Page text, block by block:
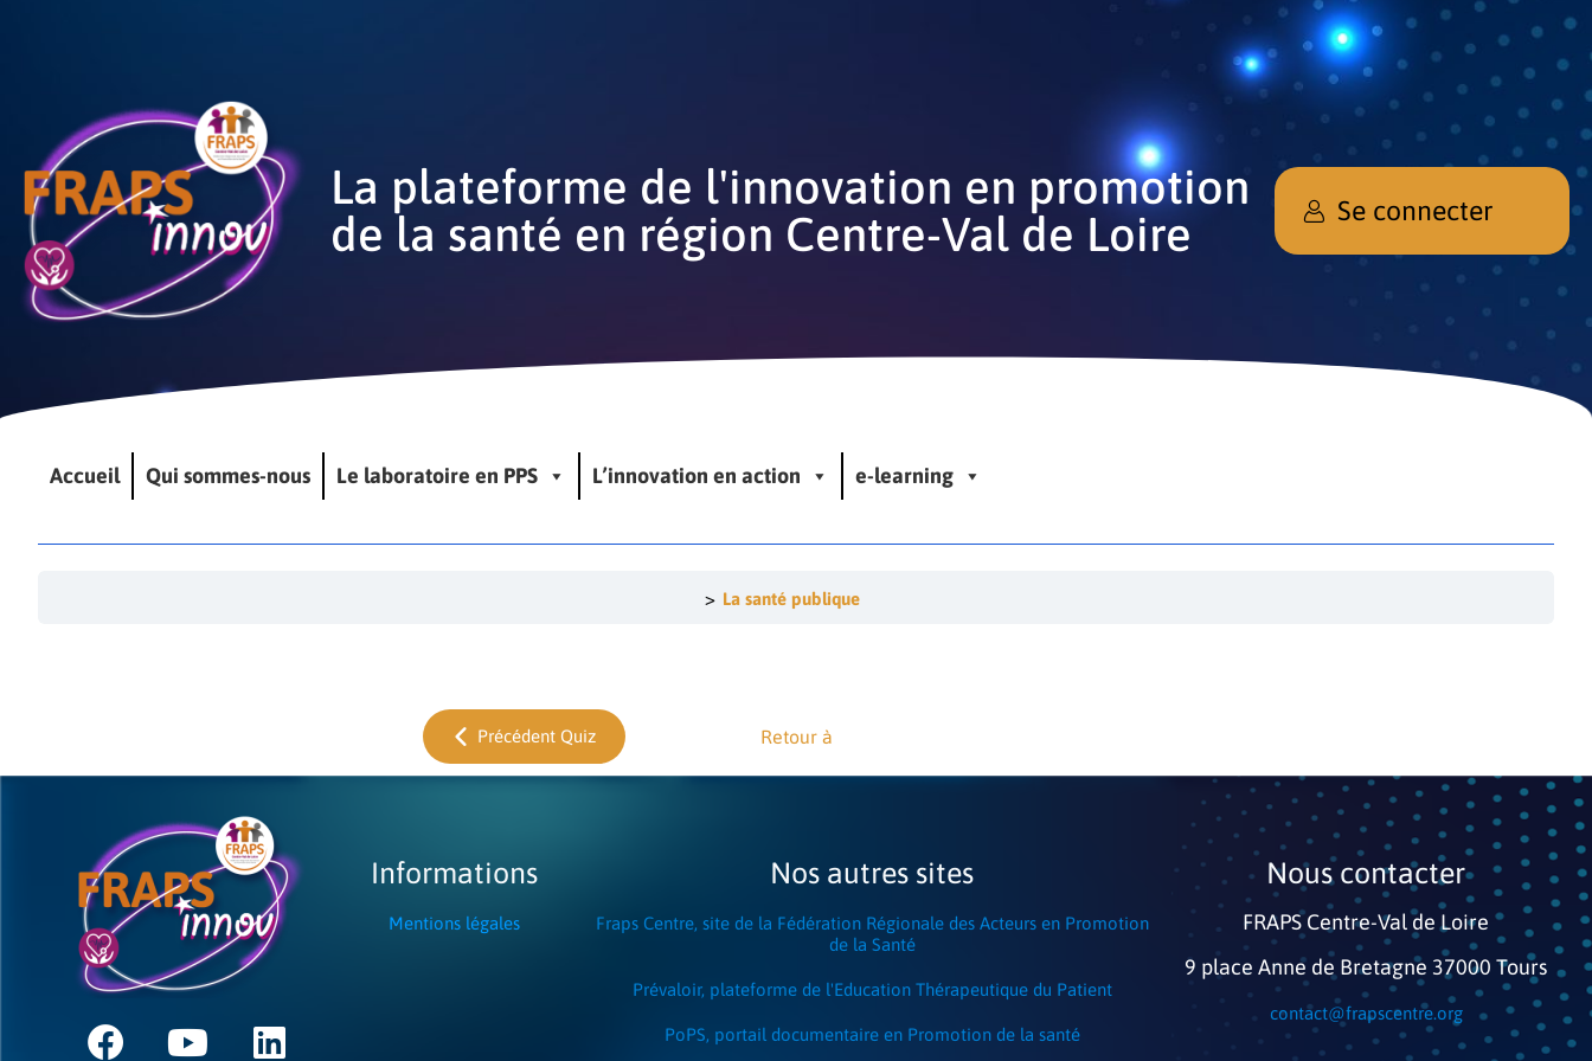
La plateforme de l'innovation en promotion
de la santé en région Centre-Val de Loire
Se connecter
Accueil Qui sommes-nous Le laboratoire en PPS L’innovation en action e-learning
La santé publique
Précédent Quiz Retour à
Informations
Mentions légales
Nos autres sites
Fraps Centre, site de la Fédération Régionale des Acteurs en Promotion
de la Santé
Prévaloir, plateforme de l'Education Thérapeutique du Patient
PoPS, portail documentaire en Promotion de la santé
Nous contacter​
FRAPS Centre-Val de Loire
9 place Anne de Bretagne 37000 Tours
contact@frapscentre.org